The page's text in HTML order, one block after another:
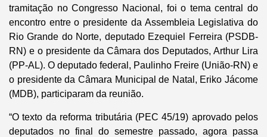
tramitação no Congresso Nacional, foi o tema central do
encontro entre o presidente da Assembleia Legislativa do
Rio Grande do Norte, deputado Ezequiel Ferreira (PSDB-
RN) e o presidente da Câmara dos Deputados, Arthur Lira
(PP-AL). O deputado federal, Paulinho Freire (União-RN) e
o presidente da Câmara Municipal de Natal, Eriko Jácome
(MDB), participaram da reunião.
“O texto da reforma tributária (PEC 45/19) aprovado pelos
deputados no final do semestre passado, agora passa